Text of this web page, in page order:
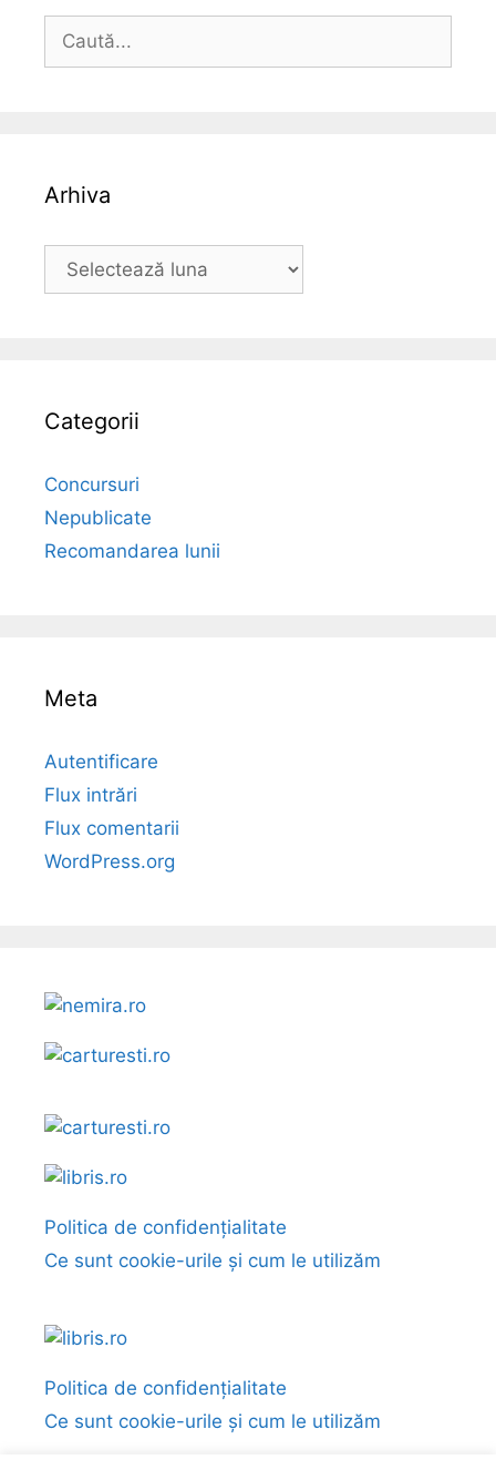
după:
Arhiva
Arhiva
Categorii
Concursuri
Nepublicate
Recomandarea lunii
Meta
Autentificare
Flux intrări
Flux comentarii
WordPress.org
Politica de confidențialitate
Ce sunt cookie-urile și cum le utilizăm
Politica de confidențialitate
Ce sunt cookie-urile și cum le utilizăm